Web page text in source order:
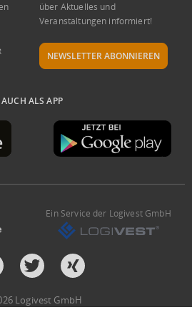
über Aktuelles und
Veranstaltungen informiert!
NEWSLETTER ABONNIEREN
AUCH ALS APP
Ein Service der Logivest GmbH
Logivest GmbH